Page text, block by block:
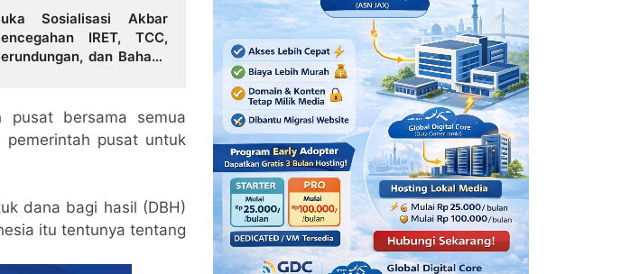
Sosialisasi Akbar
IRET, TCC,
dan Bahaya
pusat bersama semua
pemerintah pusat untuk
dana bagi hasil (DBH)
itu tentunya tentang